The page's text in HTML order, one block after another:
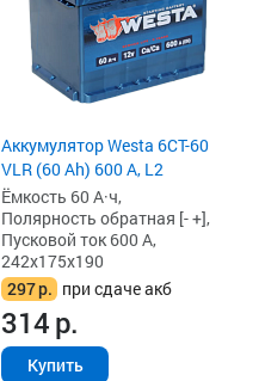
Аккумулятор Westa 6СТ-60
VLR (60 Ah) 600 А, L2
Ёмкость 60 А·ч,
Полярность обратная [- +],
Пусковой ток 600 А,
242x175x190
297р. при сдаче акб
314р.
Купить